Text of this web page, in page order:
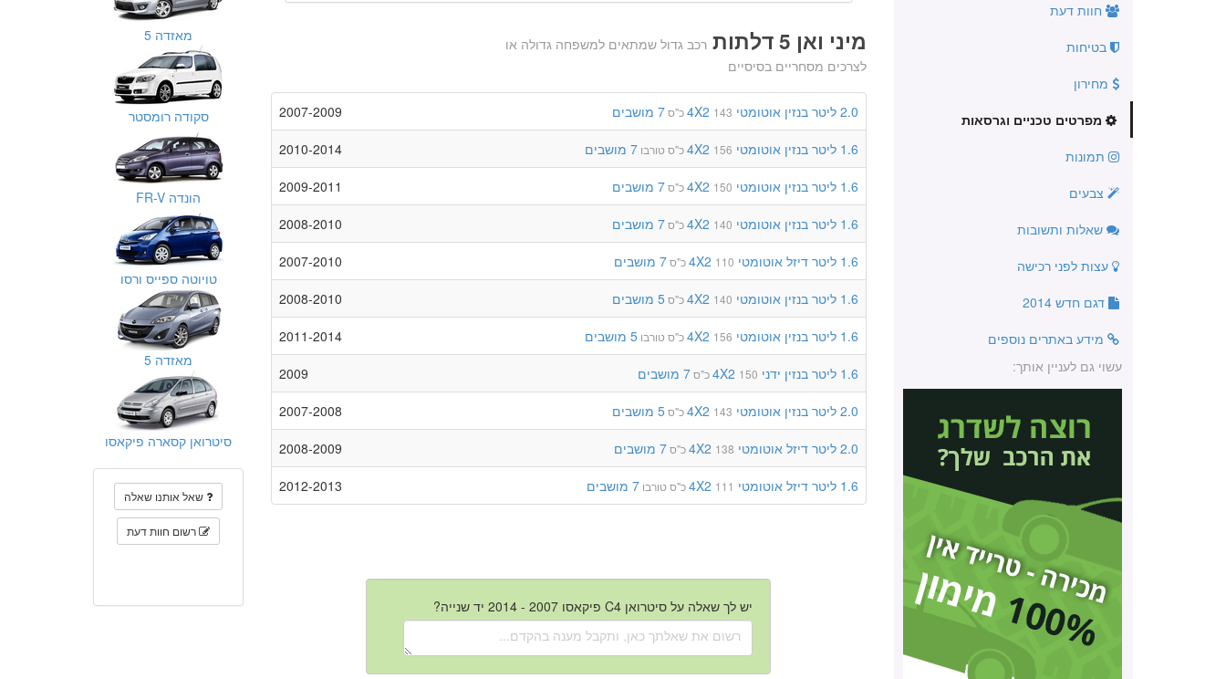
חוות דעת
בטיחות
מחירון
מפרטים טכניים וגרסאות
תמונות
צבעים
שאלות ותשובות
עצות לפני רכישה
דגם חדש 2014
מידע באתרים נוספים
עשוי גם לעניין אותך:
מיני ואן 5 דלתות
רכב גדול שמתאים למשפחה גדולה או
לצרכים מסחריים בסיסיים
2.0 ליטר בנזיןאוטומטי 4X2 143 כ"ס 7 מושבים 2007-2009
1.6 ליטר בנזיןאוטומטי 4X2 156 כ"ס טורבו7 מושבים 2010-2014
1.6 ליטר בנזיןאוטומטי 4X2 150 כ"ס 7 מושבים 2009-2011
1.6 ליטר בנזיןאוטומטי 4X2 140 כ"ס 7 מושבים 2008-2010
1.6 ליטר דיזלאוטומטי 4X2 110 כ"ס 7 מושבים 2007-2010
1.6 ליטר בנזיןאוטומטי 4X2 140 כ"ס 5 מושבים 2008-2010
1.6 ליטר בנזיןאוטומטי 4X2 156 כ"ס טורבו5 מושבים 2011-2014
1.6 ליטר בנזין ידני 4X2 150 כ"ס 7 מושבים 2009
2.0 ליטר בנזיןאוטומטי 4X2 143 כ"ס 5 מושבים 2007-2008
2.0 ליטר דיזלאוטומטי 4X2 138 כ"ס 7 מושבים 2008-2009
1.6 ליטר דיזלאוטומטי 4X2 111 כ"ס טורבו7 מושבים 2012-2013
יש לך שאלה על סיטרואן C4 פיקאסו 2007 - 2014 יד שנייה?
מאזדה 5
סקודה רומסטר
הונדה FR-V
טויוטה ספייס ורסו
מאזדה 5
סיטרואן קסארה פיקאסו
שאל אותנו שאלה
רשום חוות דעת